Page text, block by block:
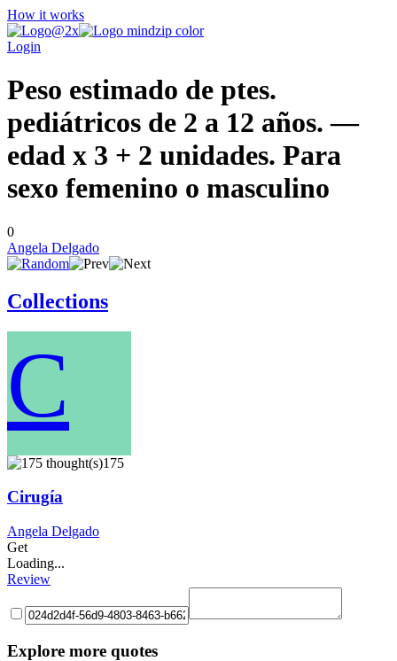
How it works
Login
Peso estimado de ptes.
pediátricos de 2 a 12 años. —
edad x 3 + 2 unidades. Para
sexo femenino o masculino
0
Angela Delgado
Collections
C
175
Cirugía
Angela Delgado
Get
Loading...
Review
Explore more quotes